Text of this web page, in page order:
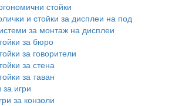
стойки
и стойки за дисплеи на под
за монтаж на дисплеи
за бюро
за говорители
за стена
за таван
игри
за конзоли